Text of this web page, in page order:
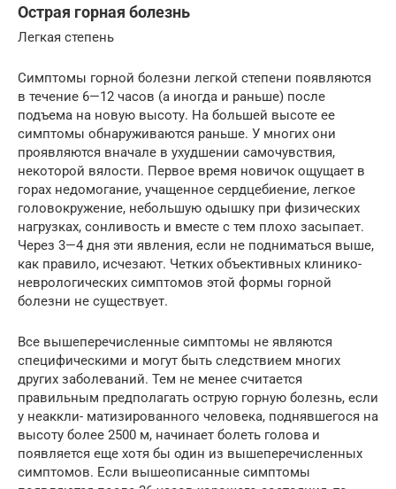
Острая горная болезнь
Легкая степень
Симптомы горной болезни легкой степени появляются
в течение 6—12 часов (а иногда и раньше) после
подъема на новую высоту. На большей высоте ее
симптомы обнаруживаются раньше. У многих они
проявляются вначале в ухудшении самочувствия,
некоторой вялости. Первое время новичок ощущает в
горах недомогание, учащенное сердцебиение, легкое
головокружение, небольшую одышку при физических
нагрузках, сонливость и вместе с тем плохо засыпает.
Через 3—4 дня эти явления, если не подниматься выше,
как правило, исчезают. Четких объективных клинико-
неврологических симптомов этой формы горной
болезни не существует.
Все вышеперечисленные симптомы не являются
специфическими и могут быть следствием многих
других заболеваний. Тем не менее считается
правильным предполагать острую горную болезнь, если
у неаккли- матизированного человека, поднявшегося на
высоту более 2500 м, начинает болеть голова и
появляется еще хотя бы один из вышеперечисленных
симптомов. Если вышеописанные симптомы